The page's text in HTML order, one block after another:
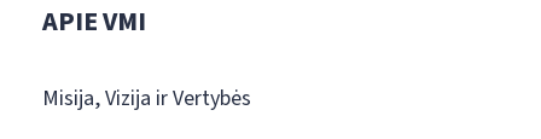
APIE VMI
Misija, Vizija ir Vertybės